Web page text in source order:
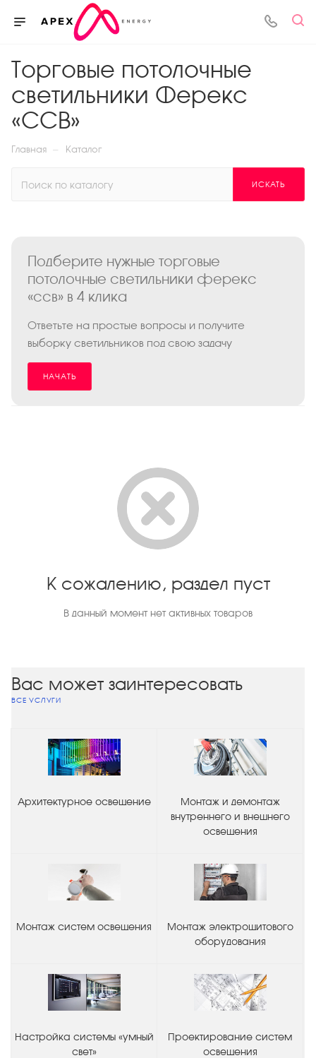
Торговые потолочные
светильники Ферекс
«ССВ»
Главная — Каталог
ИСКАТЬ
Подберите нужные торговые
потолочные светильники ферекс
«ссв» в 4 клика
Ответьте на простые вопросы и получите
выборку светильников под свою задачу
НАЧАТЬ
К сожалению, раздел пуст
В данный момент нет активных товаров
Вас может заинтересовать
ВСЕ УСЛУГИ
Архитектурное освещение
Монтаж и демонтаж
внутреннего и внешнего
освещения
Монтаж систем освещения
Монтаж электрощитового
оборудования
Настройка системы «умный
свет»
Проектирование систем
освещения